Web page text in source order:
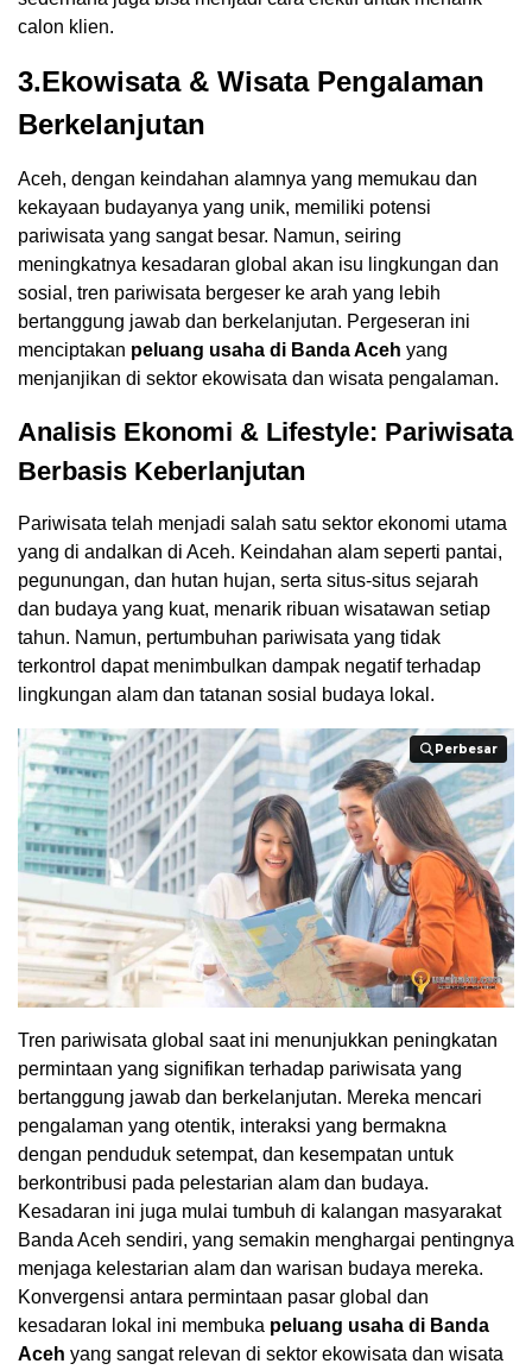
calon klien.
3.Ekowisata & Wisata Pengalaman
Berkelanjutan
Aceh, dengan keindahan alamnya yang memukau dan
kekayaan budayanya yang unik, memiliki potensi
pariwisata yang sangat besar. Namun, seiring
meningkatnya kesadaran global akan isu lingkungan dan
sosial, tren pariwisata bergeser ke arah yang lebih
bertanggung jawab dan berkelanjutan. Pergeseran ini
menciptakan peluang usaha di Banda Aceh yang
menjanjikan di sektor ekowisata dan wisata pengalaman.
Analisis Ekonomi & Lifestyle: Pariwisata
Berbasis Keberlanjutan
Pariwisata telah menjadi salah satu sektor ekonomi utama
yang di andalkan di Aceh. Keindahan alam seperti pantai,
pegunungan, dan hutan hujan, serta situs-situs sejarah
dan budaya yang kuat, menarik ribuan wisatawan setiap
tahun. Namun, pertumbuhan pariwisata yang tidak
terkontrol dapat menimbulkan dampak negatif terhadap
lingkungan alam dan tatanan sosial budaya lokal.
Perbesar
Perbesar
Tren pariwisata global saat ini menunjukkan peningkatan
permintaan yang signifikan terhadap pariwisata yang
bertanggung jawab dan berkelanjutan. Mereka mencari
pengalaman yang otentik, interaksi yang bermakna
dengan penduduk setempat, dan kesempatan untuk
berkontribusi pada pelestarian alam dan budaya.
Kesadaran ini juga mulai tumbuh di kalangan masyarakat
Banda Aceh sendiri, yang semakin menghargai pentingnya
menjaga kelestarian alam dan warisan budaya mereka.
Konvergensi antara permintaan pasar global dan
kesadaran lokal ini membuka peluang usaha di Banda
Aceh yang sangat relevan di sektor ekowisata dan wisata